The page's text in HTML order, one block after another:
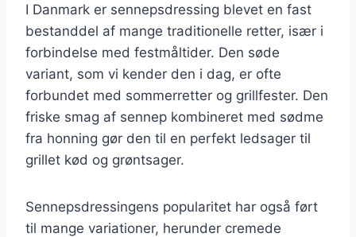
I Danmark er sennepsdressing blevet en fast
bestanddel af mange traditionelle retter, især i
forbindelse med festmåltider. Den søde
variant, som vi kender den i dag, er ofte
forbundet med sommerretter og grillfester. Den
friske smag af sennep kombineret med sødme
fra honning gør den til en perfekt ledsager til
grillet kød og grøntsager.
Sennepsdressingens popularitet har også ført
til mange variationer, herunder cremede